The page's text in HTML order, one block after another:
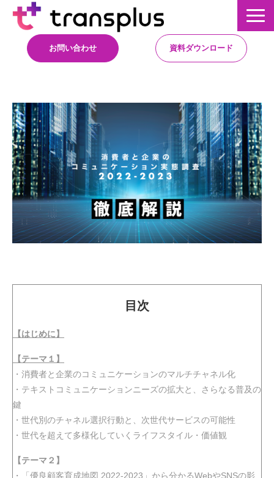
お問い合わせ 資料ダウンロード
イベント・レポート
ニュース
コラム
動画
目次
【はじめに】
【テーマ１】
・消費者と企業のコミュニケーションのマルチチャネル化
・テキストコミュニケーションニーズの拡大と、さらなる普及の
鍵
・世代別のチャネル選択行動と、次世代サービスの可能性
・世代を超えて多様化していくライフスタイル・価値観
【テーマ２】
・「優良顧客育成地図 2022-2023」から分かるWebやSNSの影